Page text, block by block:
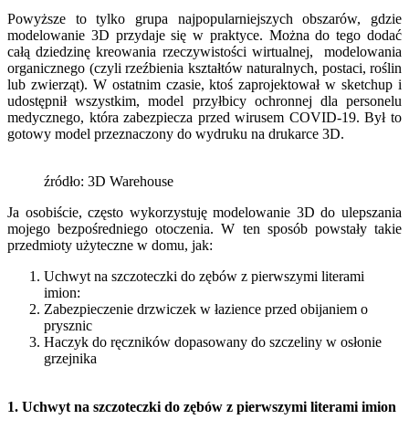
Powyższe to tylko grupa najpopularniejszych obszarów, gdzie
modelowanie 3D przydaje się w praktyce. Można do tego dodać
całą dziedzinę kreowania rzeczywistości wirtualnej, modelowania
organicznego (czyli rzeźbienia kształtów naturalnych, postaci, roślin
lub zwierząt). W ostatnim czasie, ktoś zaprojektował w sketchup i
udostępnił wszystkim, model przyłbicy ochronnej dla personelu
medycznego, która zabezpiecza przed wirusem COVID-19. Był to
gotowy model przeznaczony do wydruku na drukarce 3D.
źródło: 3D Warehouse
Ja osobiście, często wykorzystuję modelowanie 3D do ulepszania
mojego bezpośredniego otoczenia. W ten sposób powstały takie
przedmioty użyteczne w domu, jak:
Uchwyt na szczoteczki do zębów z pierwszymi literami
imion:
Zabezpieczenie drzwiczek w łazience przed obijaniem o
prysznic
Haczyk do ręczników dopasowany do szczeliny w osłonie
grzejnika
1. Uchwyt na szczoteczki do zębów z pierwszymi literami imion